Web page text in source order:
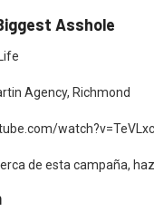
Asshole
Agency, Richmond
de esta campaña, haz